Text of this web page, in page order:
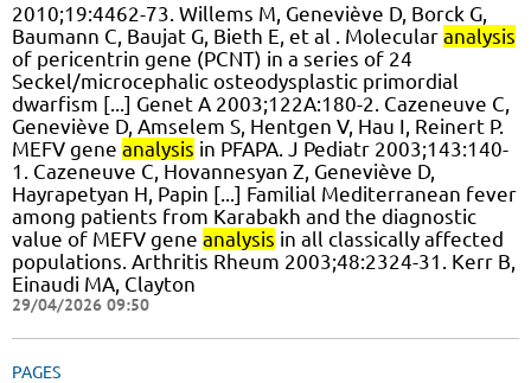
2010;19:4462-73. Willems M, Geneviève D, Borck G,
Baumann C, Baujat G, Bieth E, et al . Molecular analysis
of pericentrin gene (PCNT) in a series of 24
Seckel/microcephalic osteodysplastic primordial
dwarfism [...] Genet A 2003;122A:180-2. Cazeneuve C,
Geneviève D, Amselem S, Hentgen V, Hau I, Reinert P.
MEFV gene analysis in PFAPA. J Pediatr 2003;143:140-
1. Cazeneuve C, Hovannesyan Z, Geneviève D,
Hayrapetyan H, Papin [...] Familial Mediterranean fever
among patients from Karabakh and the diagnostic
value of MEFV gene analysis in all classically affected
populations. Arthritis Rheum 2003;48:2324-31. Kerr B,
Einaudi MA, Clayton
29/04/2026 09:50
PAGES